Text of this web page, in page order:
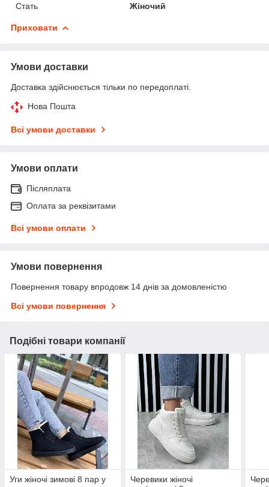
Стать
Жіночий
Приховати
Умови доставки
Доставка здійснюється тільки по передоплаті.
Нова Пошта
Всі умови доставки
Умови оплати
Післяплата
Оплата за реквізитами
Всі умови оплати
Умови повернення
Повернення товару впродовж 14 днів за домовленістю
Всі умови повернення
Подібні товари компанії
Уги жіночі зимові 8 пар у
Черевики жіночі